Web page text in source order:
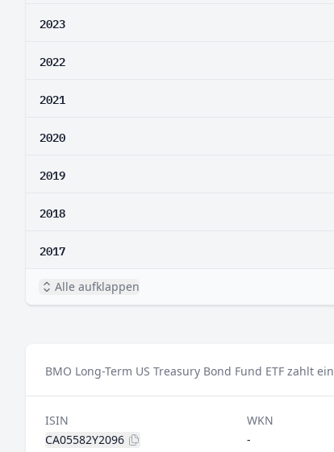
2023
2022
2021
2020
2019
2018
2017
Alle aufklappen
BMO Long-Term US Treasury Bond Fund ETF zahlt
ISIN
CA05582Y2096
WKN
-